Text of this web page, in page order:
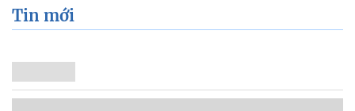
Tin mới